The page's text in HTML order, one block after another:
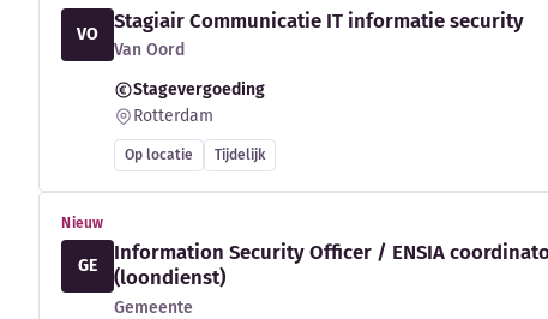
VO
Stagiair Communicatie IT informatie security
Van Oord
Stagevergoeding
Rotterdam
Op locatie Tijdelijk
Nieuw
GE
Information Security Officer / ENSIA
(loondienst)
Gemeente